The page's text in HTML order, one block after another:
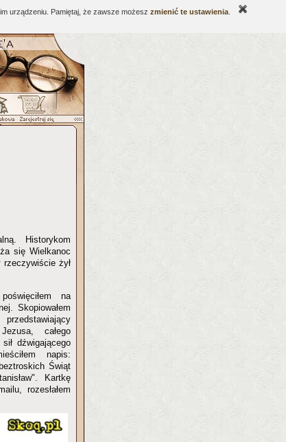
urządzeniu. Pamiętaj, że zawsze możesz zmienić te ustawienia
Historykom
się Wielkanoc
żył
na
Skopiowałem
całego
dźwigającego
napis:
Świąt
Kartkę
rozesłałem